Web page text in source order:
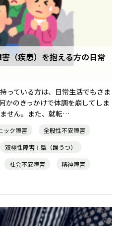
（疾患）を抱える方の日常
っている方は、日常生活でもさま
かのきっかけで体調を崩してしま
せん。また、就転…
ック障害
全般性不安障害
双極性障害Ⅰ型（躁うつ）
社会不安障害
精神障害